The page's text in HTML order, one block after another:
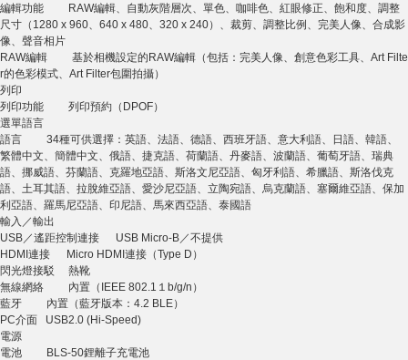
編輯功能 RAW編輯、自動灰階層次、單色、咖啡色、紅眼修正、飽和度、調整
尺寸（1280 x 960、640 x 480、320 x 240）、裁剪、調整比例、完美人像、合成影
像、聲音相片
RAW編輯 基於相機設定的RAW編輯（包括：完美人像、創意色彩工具、Art Filte
r的色彩模式、Art Filter包圍拍攝）
列印
列印功能 列印預約（DPOF）
選單語言
語言 34種可供選擇：英語、法語、德語、西班牙語、意大利語、日語、韓語、
繁體中文、簡體中文、俄語、捷克語、荷蘭語、丹麥語、波蘭語、葡萄牙語、瑞典
語、挪威語、芬蘭語、克羅地亞語、斯洛文尼亞語、匈牙利語、希臘語、斯洛伐克
語、土耳其語、拉脫維亞語、愛沙尼亞語、立陶宛語、烏克蘭語、塞爾維亞語、保加
利亞語、羅馬尼亞語、印尼語、馬來西亞語、泰國語
輸入／輸出
USB／遙距控制連接 USB Micro-B／不提供
HDMI連接 Micro HDMI連接（Type D）
閃光燈接駁 熱靴
無線網絡 內置（IEEE 802.1１b/g/n）
藍牙 內置（藍牙版本：4.2 BLE）
PC介面 USB2.0 (Hi-Speed)
電源
電池 BLS-50鋰離子充電池